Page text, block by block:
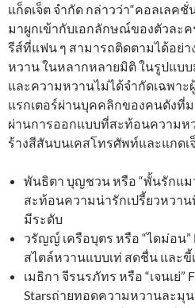
แก็ดเจ็ต จำกัด กล่าวว่า“คอลเลคชั่น
มาผูกเข้ากับเอกลักษณ์ของตัวละค
รีส์ที่แฟน ๆ สามารถติดตามได้อย่า
หวาน ในหลากหลายมิติ ในรูปแบ
และความหวานไม่ได้จำกัดเฉพา
แรกเตอร์ผ่านบุคคลิกของคนดังที่
ผ่านการออกแบบที่สะท้อนความห
ร้างสีสันบนเคสโทรศัพท์และแกดเ
พันธิตา บุญชวน หรือ “พั้นรักแมว
สะท้อนความน่ารักเปรี้ยวหวา
มีระดับ
วรัญญ์ เครือบุตร หรือ “ไดม่อน”
สไตล์หวานแบบเท่ สดชื่น และขี้
เมธิกา จีรนรภัทร หรือ “เจนเย่”
Starsถ่ายทอดความหวานละมุ